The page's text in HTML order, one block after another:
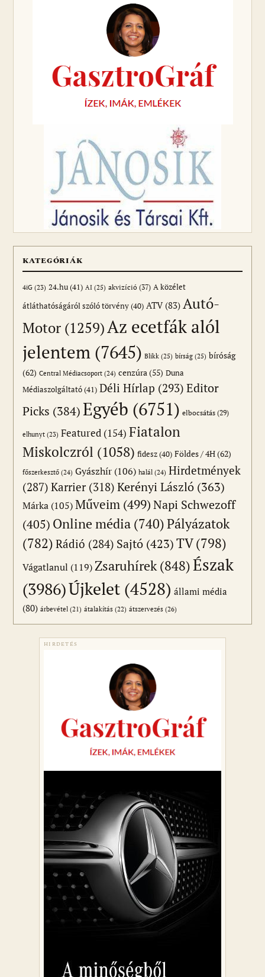
KATEGÓRIÁK
4iG (23) 24.hu(41) AI (25) akvizíció (37) A közélet
átláthatóságáról szóló törvény(40) ATV(83) Autó-
Motor (1259)Az ecetfák alól
jelentem (7645) Blikk (25) bírság (25) bíróság
(62) Central Médiacsoport (24) cenzúra(55) Duna
Médiaszolgáltató(41) Déli Hírlap (293) Editor
Picks (384)Egyéb (6751) elbocsátás (29)
elhunyt (23) Featured (154) Fiatalon
Miskolczról (1058) fidesz(40) Földes / 4H(62)
főszerkesztő (24) Gyászhír (106) halál (24) Hirdetmények
(287) Karrier(318) Kerényi László (363)
Márka (105) Műveim (499)Napi Schwezoff
(405) Online média (740)Pályázatok
(782) Rádió (284) Sajtó (423)TV(798)
Vágatlanul (119)Zsaruhírek(848)Észak
(3986)Újkelet (4528) állami média
(80) árbevétel (21) átalakítás (22) átszervezés (26)
HIRDETÉS